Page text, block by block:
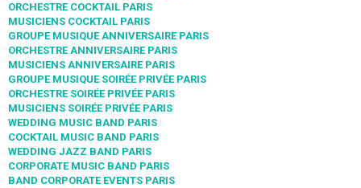
ORCHESTRE COCKTAIL PARIS
MUSICIENS COCKTAIL PARIS
GROUPE MUSIQUE ANNIVERSAIRE PARIS
ORCHESTRE ANNIVERSAIRE PARIS
MUSICIENS ANNIVERSAIRE PARIS
GROUPE MUSIQUE SOIRÉE PRIVÉE PARIS
ORCHESTRE SOIRÉE PRIVÉE PARIS
MUSICIENS SOIRÉE PRIVÉE PARIS
WEDDING MUSIC BAND PARIS
COCKTAIL MUSIC BAND PARIS
WEDDING JAZZ BAND PARIS
CORPORATE MUSIC BAND PARIS
BAND CORPORATE EVENTS PARIS